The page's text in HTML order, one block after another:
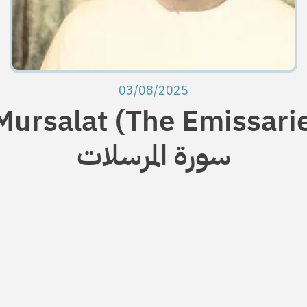
03/08/2025
(The
سورة المرسلات